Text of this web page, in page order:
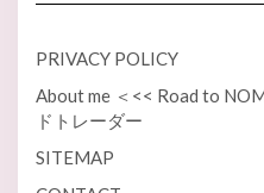
PRIVACY POLICY
About me ＜<< Road to
ドトレーダー
SITEMAP